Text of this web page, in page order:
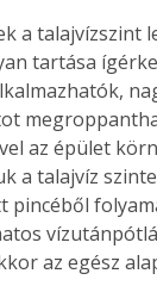
a talajvízszint
tartása
az épület
a talajvíz
az egész